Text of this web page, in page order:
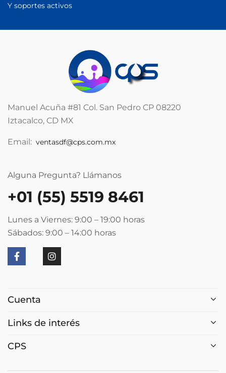
Y soportes activos
Manuel Acuña #81 Col. San Pedro CP 08220
Iztacalco, CD MX
Email: ventasdf@cps.com.mx
Alguna Pregunta? Llámanos
+01 (55) 5519 8461
Lunes a Viernes: 9:00 – 19:00 horas
Sábados: 9:00 – 14:00 horas
Cuenta
Links de interés
CPS